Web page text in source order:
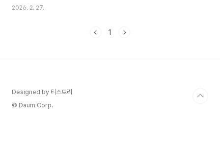
서 다시 불붙은 논란이에요. Nate 뉴스 기사
따르면, CBS노컷뉴스가 서울 거리에서 시민 10명을 인터뷰했는데, 놀랍게도
2026. 2. 27.
1
Designed by 티스토리
© Daum Corp.